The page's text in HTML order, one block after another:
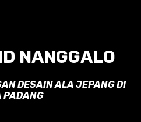
NANGGALO
DESAIN ALA JEPANG DI
PADANG